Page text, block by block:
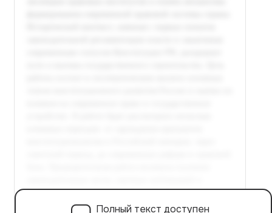
Полный текст доступен